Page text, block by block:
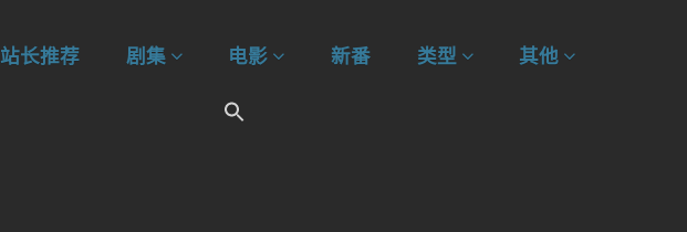
站长推荐 剧集 电影 新番 类型 其他